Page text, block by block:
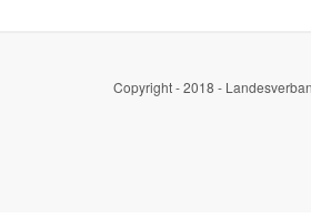
Copyright - 2018 -